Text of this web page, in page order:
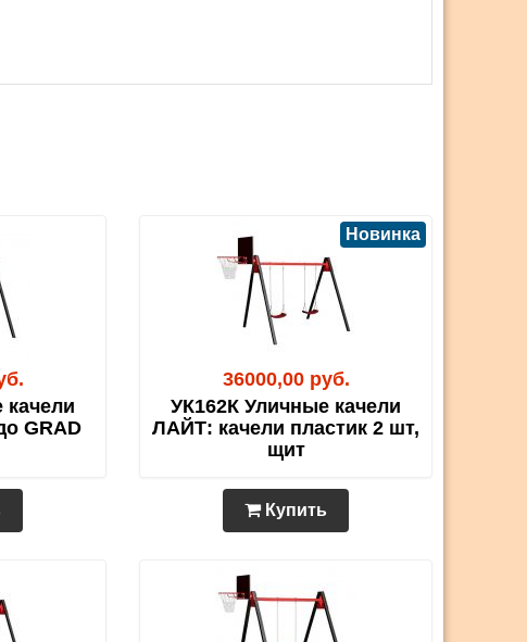
качели
GRAD
36000,00 руб.
Новинка
УК162К Уличные качели
ЛАЙТ: качели пластик 2 шт,
щит
Купить